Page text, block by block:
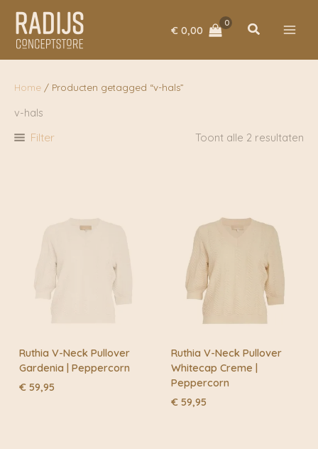
naar
inhoud
€ 0,00 Zoeken
Home / Producten getagged “v-hals”
v-hals
Filter Toont alle 2 resultaten
Ruthia V-Neck Pullover
Gardenia | Peppercorn
€ 59,95
Ruthia V-Neck Pullover
Whitecap Creme |
Peppercorn
€ 59,95